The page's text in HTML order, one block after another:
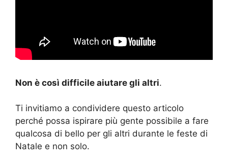
Non è così difficile aiutare gli altri.
Ti invitiamo a condividere questo articolo
perché possa ispirare più gente possibile a fare
qualcosa di bello per gli altri durante le feste di
Natale e non solo.